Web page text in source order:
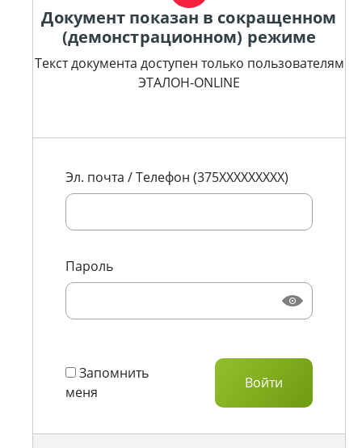
Документ показан в сокращенном
(демонстрационном) режиме
Текст документа доступен только пользователям
ЭТАЛОН-ONLINE
Эл. почта / Телефон (375XXXXXXXXX)
Пароль
Запомнить
меня